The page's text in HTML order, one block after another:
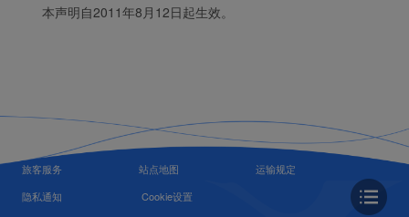
本声明自2011年8月12日起生效。
旅客服务 站点地图
运输规定
隐私通知
Cookie设置